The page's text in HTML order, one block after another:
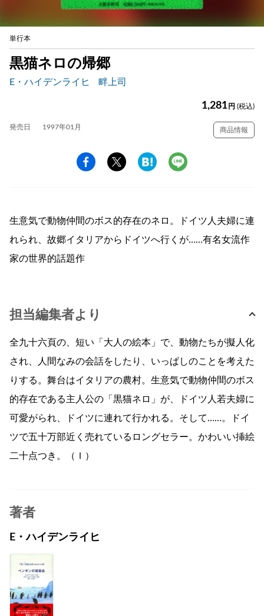
単行本
黒猫ネロの帰郷
E・ハイデンライヒ 畔上司
1,281 円 (税込)
発売日 1997年01月 商品情報
生意気で動物仲間のボス的存在のネロ。ドイツ人夫婦に連
れられ、故郷イタリアからドイツへ行くが……有名女流作
家の世界的話題作
担当編集者より
全九十六頁の、短い「大人の絵本」で、動物たちが擬人化
され、人間なみの会話をしたり、いっぱしのことを考えた
りする。舞台はイタリアの農村。生意気で動物仲間のボス
的存在である主人公の「黒猫ネロ」が、ドイツ人若夫婦に
可愛がられ、ドイツに連れて行かれる。そして……。ドイ
ツで五十万部近く売れているロングセラー。かわいい挿絵
二十点つき。（Ｉ）
著者
E・ハイデンライヒ